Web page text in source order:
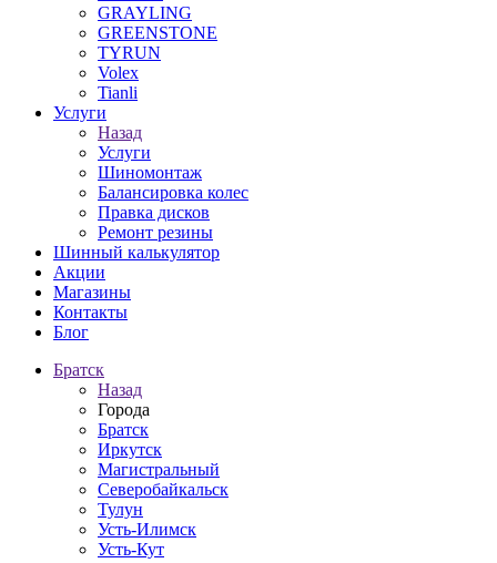
GRAYLING
GREENSTONE
TYRUN
Volex
Tianli
Услуги
Назад
Услуги
Шиномонтаж
Балансировка колес
Правка дисков
Ремонт резины
Шинный калькулятор
Акции
Магазины
Контакты
Блог
Братск
Назад
Города
Братск
Иркутск
Магистральный
Северобайкальск
Тулун
Усть-Илимск
Усть-Кут